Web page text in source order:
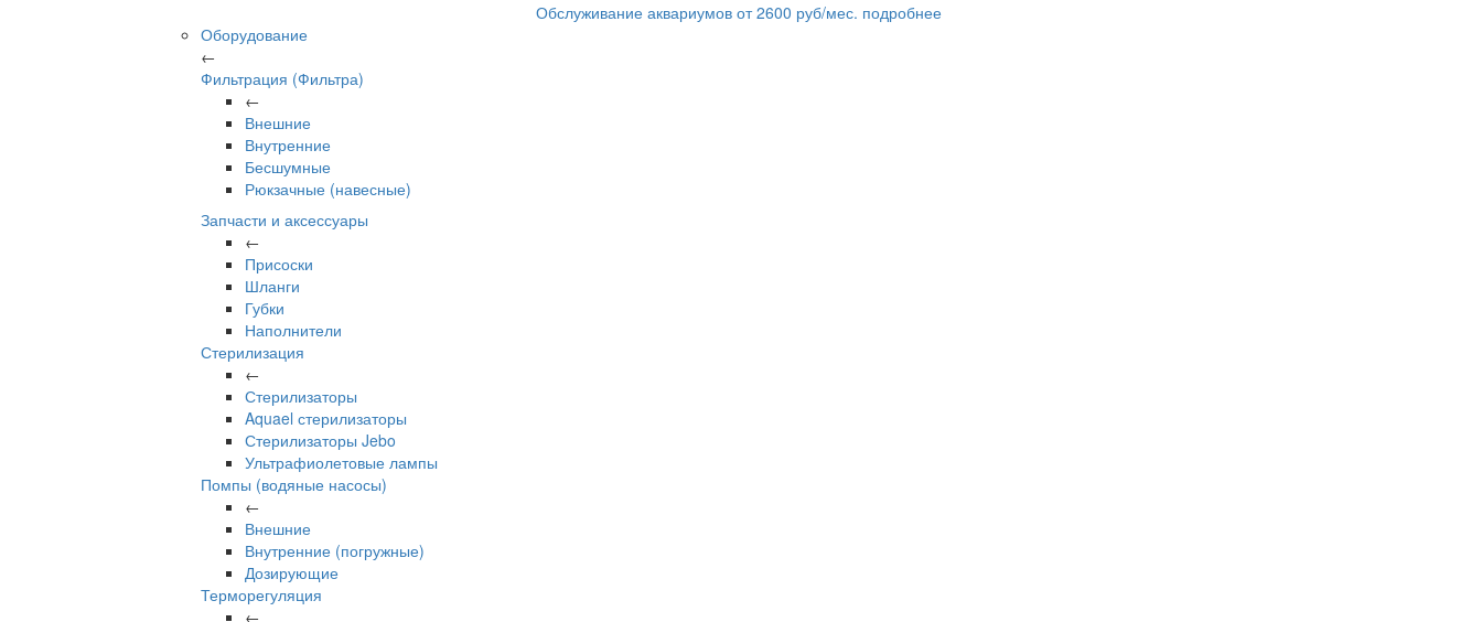
Обслуживание аквариумов от2600 руб/мес. подробнее
Оборудование
←
Фильтрация (Фильтра)
←
Внешние
Внутренние
Бесшумные
Рюкзачные (навесные)
Запчасти и аксессуары
←
Присоски
Шланги
Губки
Наполнители
Стерилизация
←
Стерилизаторы
Aquael стерилизаторы
Стерилизаторы Jebo
Ультрафиолетовые лампы
Помпы (водяные насосы)
←
Внешние
Внутренние (погружные)
Дозирующие
Терморегуляция
←